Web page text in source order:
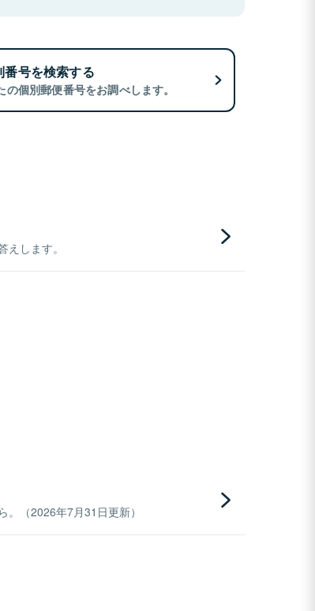
番号を検索する
の個別郵便番号をお調べします。
します。
（2026年7月31日更新）